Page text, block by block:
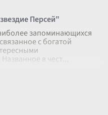
Персей"
запоминающихся
с богатой
в чест